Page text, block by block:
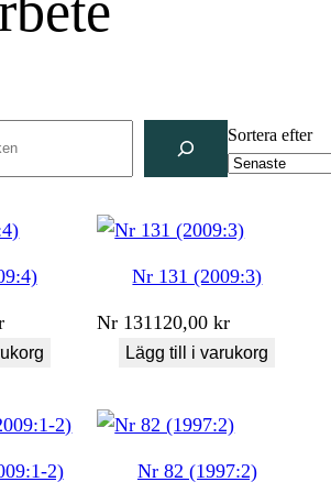
Sortera efter
Nr 131 (2009:3)
Nr 131 120,00kr
Lägg till i varukorg
2) Nr 82 (1997:2)